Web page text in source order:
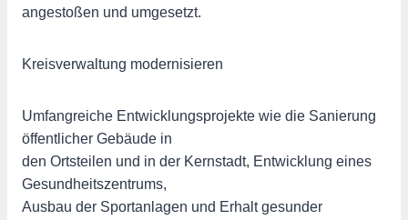
angestoßen und umgesetzt.
Kreisverwaltung modernisieren
Umfangreiche Entwicklungsprojekte wie die Sanierung
öffentlicher Gebäude in
den Ortsteilen und in der Kernstadt, Entwicklung eines
Gesundheitszentrums,
Ausbau der Sportanlagen und Erhalt gesunder